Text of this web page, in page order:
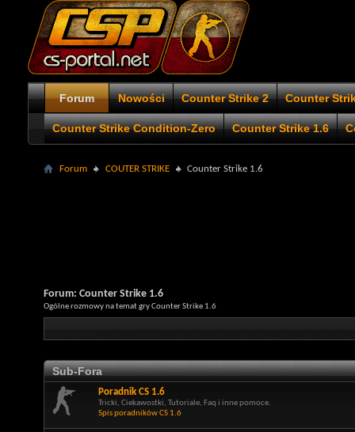
Forum Nowości Counter Strike 2 Counter
Counter Strike Condition-Zero Counter Strike 1.6
Forum COUTER STRIKE Counter Strike 1.6
Forum: Counter Strike 1.6
Ogólne rozmowy na temat gry Counter Strike 1.6
Sub-Fora
Poradnik CS 1.6
Tricki, Ciekawostki, Tutoriale, Faq i inne pomoce.
Spis poradników CS 1.6